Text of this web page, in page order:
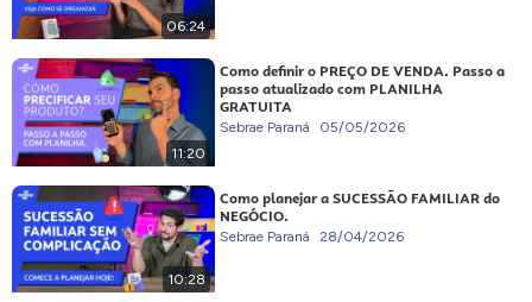
06:24
11:20
Como definir o PREÇO DE VENDA. Passo a
passo atualizado com PLANILHA
GRATUITA
Sebrae Paraná 05/05/2026
10:28
Como planejar a SUCESSÃO FAMILIAR do
NEGÓCIO.
Sebrae Paraná 28/04/2026